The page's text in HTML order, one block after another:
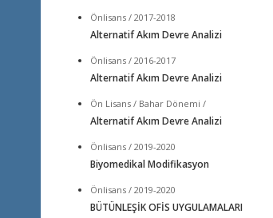
Önlisans / 2017-2018
Alternatif Akım Devre Analizi
Önlisans / 2016-2017
Alternatif Akım Devre Analizi
Ön Lisans / Bahar Dönemi /
Alternatif Akım Devre Analizi
Önlisans / 2019-2020
Biyomedikal Modifikasyon
Önlisans / 2019-2020
BÜTÜNLEŞİK OFİS UYGULAMALARI